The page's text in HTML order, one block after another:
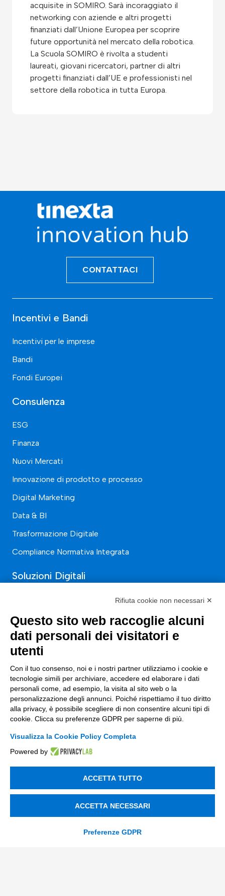
acquisite in SOMIRO. Sarà incoraggiato il
networking con aziende e altri progetti
finanziati dall’Unione Europea per scoprire
future opportunità nel mercato della robotica.
La Scuola SOMIRO è rivolta a studenti
laureati, giovani ricercatori, partner di altri
progetti finanziati dall’UE e professionisti nel
settore della robotica in tutta Europa.
CONTATTACI
Incentivi e Bandi
Incentivi per le imprese
Bandi
Fondi Europei
Consulenza
ESG
Finanza
Nuovi Mercati
Innovazione di prodotto e processo
Digital Marketing
Data & BI
Trasformazione Digitale
Compliance Normativa Integrata
Soluzioni Digitali
Supply Chain
Soluzioni Custom
Soluzioni AI
Compliance
Contacts
info@tinextainnovationhub.com
+39 0522 733711
Privacy Policy
Rifiuta cookie non necessari ✕
Questo sito web raccoglie alcuni
dati personali dei visitatori e
utenti
Con il tuo consenso, noi e i nostri partner utilizziamo i cookie e
tecnologie simili per archiviare, accedere ed elaborare i dati
personali come, ad esempio, la visita al sito web o la
personalizzazione degli annunci. Poiché rispettiamo il tuo diritto
alla privacy, è possibile scegliere di non consentire alcuni tipi di
cookie. Clicca su preferenze GDPR per saperne di più.
Visualizza la Cookie Policy Completa
Powered by
ACCETTA TUTTO
ACCETTA NECESSARI
Preferenze GDPR